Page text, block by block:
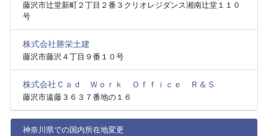
藤沢市辻堂新町２丁目２番３クリオレジダンス湘南辻堂１１０
号
株式会社勝栄土建
藤沢市藤沢４丁目９番１０号
株式会社Ｃａｄ Ｗｏｒｋ Ｏｆｆｉｃｅ Ｒ＆Ｓ
藤沢市遠藤３６３７番地の１６
神奈川県での国内所在地変更